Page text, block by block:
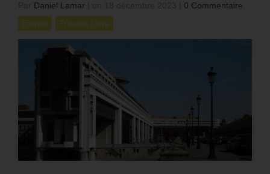
Daniel Lamar
0 Commentaire
Emploi
Tribune Libre